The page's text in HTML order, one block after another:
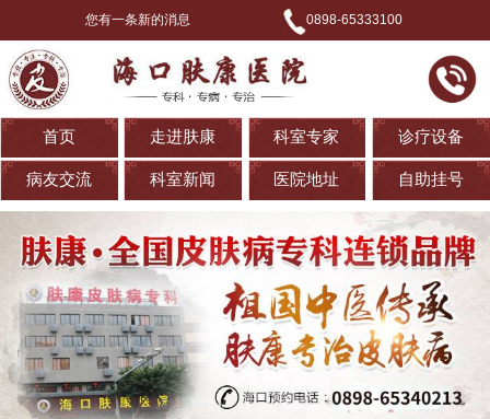
您有一条新的消息 0898-65333100
首页 走进肤康 科室专家 诊疗设备
病友交流 科室新闻 医院地址 自助挂号